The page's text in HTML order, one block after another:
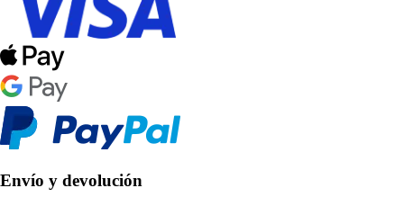
Envío y devolución